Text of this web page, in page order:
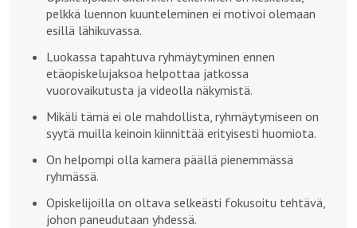
pelkkä luennon kuunteleminen ei motivoi olemaan
esillä lähikuvassa.
Luokassa tapahtuva ryhmäytyminen ennen
etäopiskelujaksoa helpottaa jatkossa
vuorovaikutusta ja videolla näkymistä.
Mikäli tämä ei ole mahdollista, ryhmäytymiseen on
syytä muilla keinoin kiinnittää erityisesti huomiota.
On helpompi olla kamera päällä pienemmässä
ryhmässä.
Opiskelijoilla on oltava selkeästi fokusoitu tehtävä,
johon paneudutaan yhdessä.